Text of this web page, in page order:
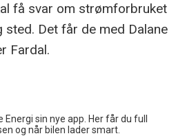
få svar om strømforbruket
Det får de med Dalane
Fardal.
sin nye app. Her får du full
og når bilen lader smart.